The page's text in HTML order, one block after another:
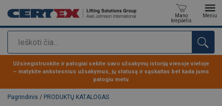
Paieška
Mano
krepšelis
Meniu
Produktas buvo pridėtas prie jūsų užklausos
Užsiregistruokite ir patogiai sekite savo užsakymų istoriją vienoje vietoje
– matykite ankstesnius užsakymus, jų statusą ir sąskaitas bet kada jums
patogiu metu
Pagrindinis / PRODUKTŲ KATALOGAS